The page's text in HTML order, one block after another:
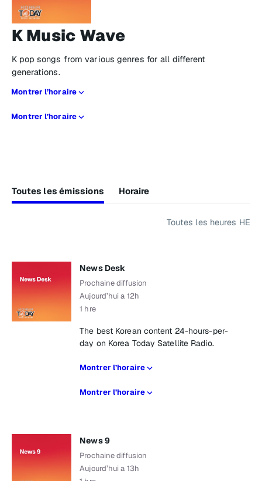
K Music Wave
K pop songs from various genres for all different
generations.
Montrer l’horaire
Montrer l’horaire
Toutes les émissions Horaire
Toutes les heures HE
News Desk
Prochaine diffusion
Aujourd’hui a 12h
1 hre
The best Korean content 24-hours-per-
day on Korea Today Satellite Radio.
Montrer l’horaire
Montrer l’horaire
News 9
Prochaine diffusion
Aujourd’hui a 13h